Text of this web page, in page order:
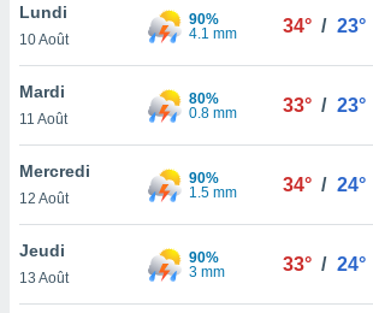
le
ainsi
un
la
du
Lundi
10 Août
90%
4.1 mm
34° / 23°
Mardi
11 Août
80%
0.8 mm
33° / 23°
Mercredi
12 Août
90%
1.5 mm
34° / 24°
Jeudi
13 Août
90%
3 mm
33° / 24°